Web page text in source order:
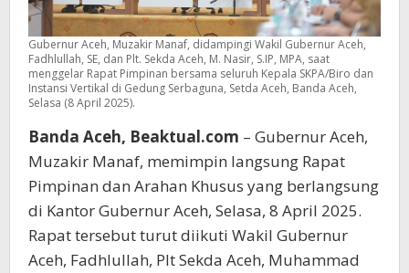
Gubernur Aceh, Muzakir Manaf, didampingi Wakil Gubernur Aceh,
Fadhlullah, SE, dan Plt. Sekda Aceh, M. Nasir, S.IP, MPA, saat
menggelar Rapat Pimpinan bersama seluruh Kepala SKPA/Biro dan
Instansi Vertikal di Gedung Serbaguna, Setda Aceh, Banda Aceh,
Selasa (8 April 2025).
Banda Aceh, Beaktual.com – Gubernur Aceh,
Muzakir Manaf, memimpin langsung Rapat
Pimpinan dan Arahan Khusus yang berlangsung
di Kantor Gubernur Aceh, Selasa, 8 April 2025.
Rapat tersebut turut diikuti Wakil Gubernur
Aceh, Fadhlullah, Plt Sekda Aceh, Muhammad